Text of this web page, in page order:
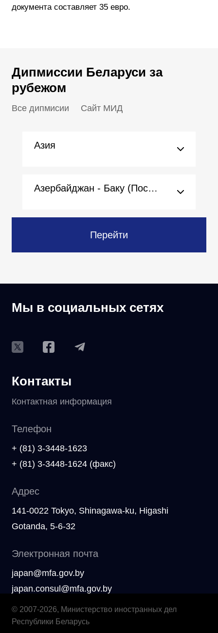
документа составляет 35 евро.
Дипмиссии Беларуси за
рубежом
Все дипмисии Сайт МИД
Азия
Азербайджан - Баку (Посольство)
Перейти
Мы в социальных сетях
Контакты
Контактная информация
Телефон
+ (81) 3-3448-1623
+ (81) 3-3448-1624 (факс)
Адрес
141-0022 Tokyo, Shinagawa-ku, Higashi
Gotanda, 5-6-32
Электронная почта
japan@mfa.gov.by
japan.consul@mfa.gov.by
© 2007-2026, Министерство иностранных дел
Республики Беларусь